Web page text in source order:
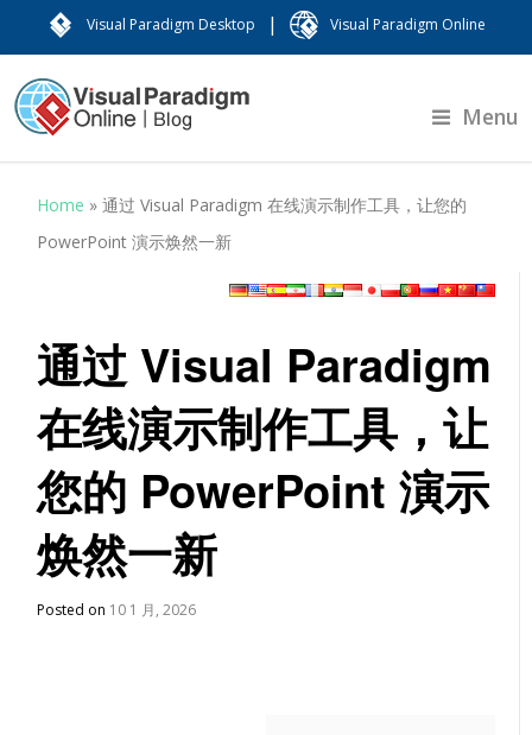
Visual Paradigm Desktop | Visual Paradigm Online
Menu
Home »通过 Visual Paradigm 在线演示制作工具，让您的
PowerPoint 演示焕然一新
通过 Visual Paradigm
在线演示制作工具，让
您的 PowerPoint 演示
焕然一新
Posted on 10 1 月, 2026